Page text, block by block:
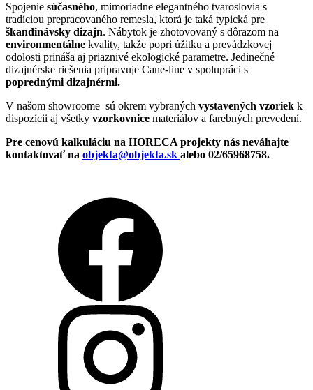
Spojenie súčasného, mimoriadne elegantného tvaroslovia s
tradíciou prepracovaného remesla, ktorá je taká typická pre
škandinávsky dizajn. Nábytok je zhotovovaný s dôrazom na
environmentálne kvality, takže popri úžitku a prevádzkovej
odolosti prináša aj priaznivé ekologické parametre. Jedinečné
dizajnérske riešenia pripravuje Cane-line v spolupráci s
poprednými dizajnérmi.
V našom showroome sú okrem vybraných vystavených vzoriek k
dispozícii aj všetky vzorkovnice materiálov a farebných prevedení.
Pre cenovú kalkuláciu na HORECA projekty nás neváhajte
kontaktovať na objekta@objekta.sk alebo 02/65968758.